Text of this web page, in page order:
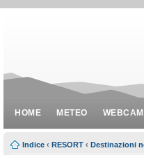
HOME METEO WEBCAM
Indice ‹ RESORT ‹ Destinazioni